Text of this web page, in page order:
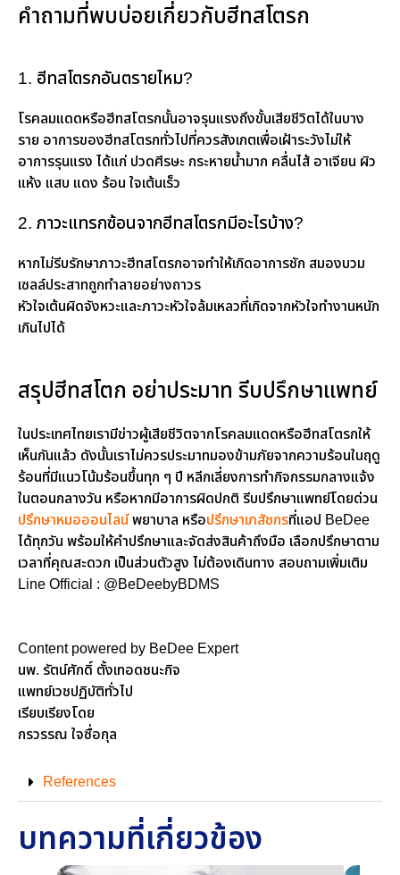
คำถามที่พบบ่อยเกี่ยวกับฮีทสโตรก
1. ฮีทสโตรกอันตรายไหม?
โรคลมแดดหรือฮีทสโตรกนั้นอาจรุนแรงถึงขั้นเสียชีวิตได้ในบาง
ราย อาการของฮีทสโตรกทั่วไปที่ควรสังเกตเพื่อเฝ้าระวังไม่ให้
อาการรุนแรง ได้แก่ ปวดศีรษะ กระหายน้ำมาก คลื่นไส้ อาเจียน ผิว
แห้ง แสบ แดง ร้อน ใจเต้นเร็ว
2. ภาวะแทรกซ้อนจากฮีทสโตรกมีอะไรบ้าง?
หากไม่รีบรักษาภาวะฮีทสโตรกอาจทำให้เกิดอาการชัก สมองบวม
เซลล์ประสาทถูกทำลายอย่างถาวร
หัวใจเต้นผิดจังหวะและภาวะหัวใจล้มเหลวที่เกิดจากหัวใจทำงานหนัก
เกินไปได้
สรุปฮีทสโตก อย่าประมาท รีบปรึกษาแพทย์
ในประเทศไทยเรามีข่าวผู้เสียชีวิตจากโรคลมแดดหรือฮีทสโตรกให้
เห็นกันแล้ว ดังนั้นเราไม่ควรประมาทมองข้ามภัยจากความร้อนในฤดู
ร้อนที่มีแนวโน้มร้อนขึ้นทุก ๆ ปี หลีกเลี่ยงการทำกิจกรรมกลางแจ้ง
ในตอนกลางวัน หรือหากมีอาการผิดปกติ รีบปรึกษาแพทย์โดยด่วน
ปรึกษาหมอออนไลน์พยาบาล หรือปรึกษาเภสัชกรที่แอป BeDee
ได้ทุกวัน พร้อมให้คำปรึกษาและจัดส่งสินค้าถึงมือ เลือกปรึกษาตาม
เวลาที่คุณสะดวก เป็นส่วนตัวสูง ไม่ต้องเดินทาง สอบถามเพิ่มเติม
Line Official : @BeDeebyBDMS
Content powered by BeDee Expert
นพ. รัตน์ศักดิ์ ตั้งเทอดชนะกิจ
แพทย์เวชปฏิบัติทั่วไป
เรียบเรียงโดย
กรวรรณ ใจซื่อกุล
References
บทความที่เกี่ยวข้อง